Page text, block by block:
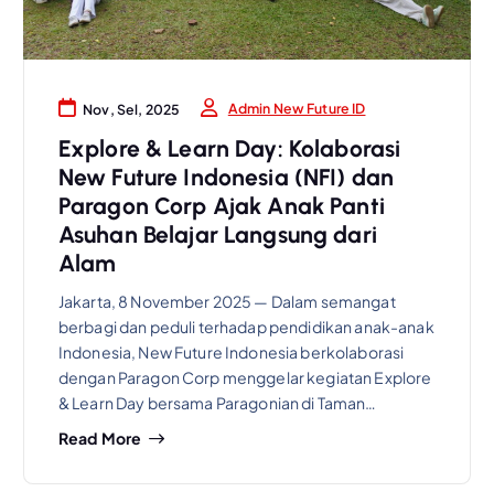
Nov, Sel, 2025 Admin New Future ID
Explore & Learn Day: Kolaborasi
New Future Indonesia (NFI) dan
Paragon Corp Ajak Anak Panti
Asuhan Belajar Langsung dari
Alam
Jakarta, 8 November 2025 — Dalam semangat
berbagi dan peduli terhadap pendidikan anak-anak
Indonesia, New Future Indonesia berkolaborasi
dengan Paragon Corp menggelar kegiatan Explore
& Learn Day bersama Paragonian di Taman…
Read More